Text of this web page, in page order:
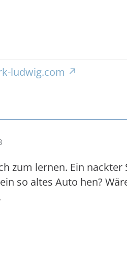
ludwig.com
zum lernen. Ein
so altes Auto hen?